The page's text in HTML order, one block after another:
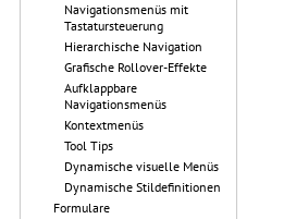
Navigationsmenüs mit
Tastatursteuerung
Hierarchische Navigation
Grafische Rollover-Effekte
Aufklappbare
Navigationsmenüs
Kontextmenüs
Tool Tips
Dynamische visuelle Menüs
Dynamische Stildefinitionen
Formulare